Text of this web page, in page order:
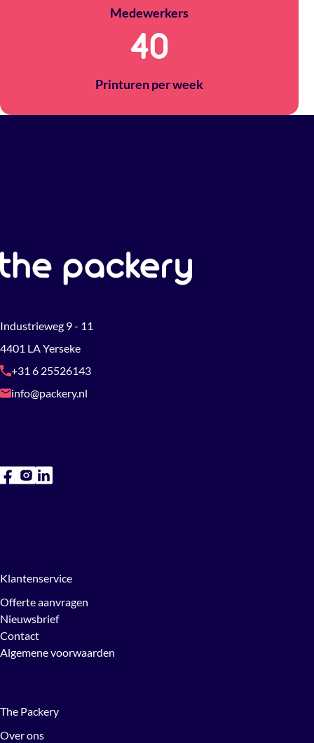
Medewerkers
40
Printuren per week
Industrieweg 9 - 11
4401 LA Yerseke
+31 6 25526143
info@packery.nl
Klantenservice
Offerte aanvragen
Nieuwsbrief
Contact
Algemene voorwaarden
The Packery
Over ons